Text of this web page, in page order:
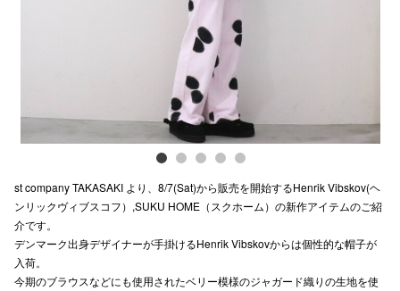
st company TAKASAKI より、8/7(Sat)から販売を開始するHenrik Vibskov(ヘ
ンリックヴィブスコフ）,SUKU HOME（スクホーム）の新作アイテムのご紹
介です。
デンマーク出身デザイナーが手掛けるHenrik Vibskovからは個性的な帽子が
入荷。
今期のブラウスなどにも使用されたベリー模様のジャガード織りの生地を使
企業情報
プライバシ
利用規約